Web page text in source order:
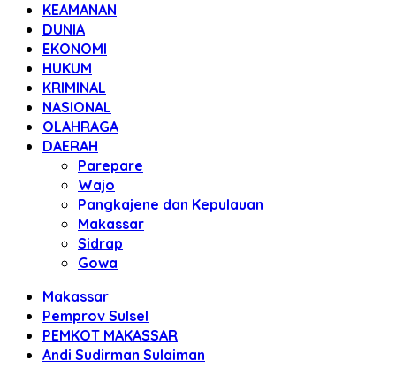
KEAMANAN
DUNIA
EKONOMI
HUKUM
KRIMINAL
NASIONAL
OLAHRAGA
DAERAH
Parepare
Wajo
Pangkajene dan Kepulauan
Makassar
Sidrap
Gowa
Makassar
Pemprov Sulsel
PEMKOT MAKASSAR
Andi Sudirman Sulaiman